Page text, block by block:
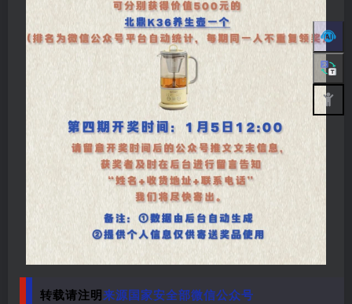
转载请注明来源国家安全部微信公众号